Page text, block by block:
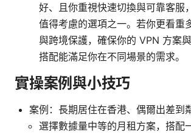
好、且你重視快速切換與可靠客服
值得考慮的選項之一。若你更看重
與跨境保護，確保你的 VPN 方案
搭配能滿足你在不同場景的需求。
實操案例與小技巧
案例：長期居住在香港、偶爾出差到
選擇數據量中等的月租方案，搭配